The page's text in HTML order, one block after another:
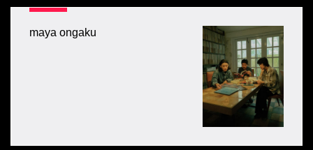
maya ongaku